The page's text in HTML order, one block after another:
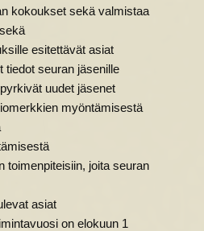
kokoukset sekä valmistaa
esitettävät asiat
seuran jäsenille
uudet jäsenet
myöntämisestä
joita seuran
asiat
on elokuun 1